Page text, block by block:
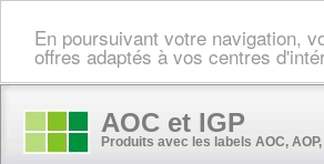
En poursuivant votre navigation,
offres adaptés à vos centres
AOC et IGP
Produits avec les labels AOC, AOP,